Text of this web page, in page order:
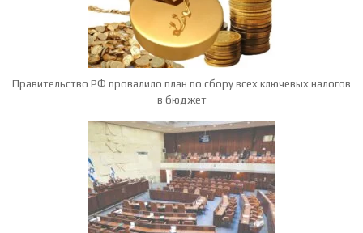
Правительство РФ провалило план по сбору всех ключевых налогов
в бюджет